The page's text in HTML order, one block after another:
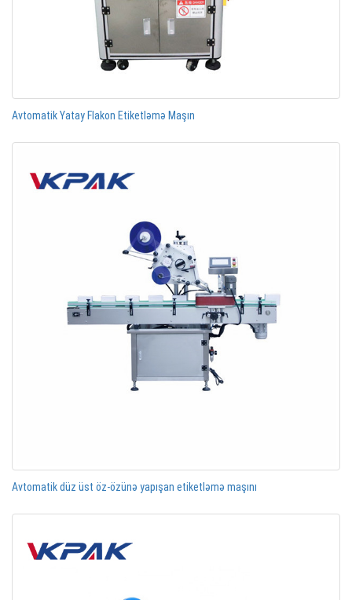
Avtomatik Yatay Flakon Etiketləmə Maşın
Avtomatik düz üst öz-özünə yapışan etiketləmə maşını